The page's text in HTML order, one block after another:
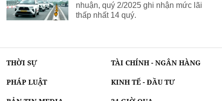
nhuận, quý 2/2025 ghi nhận mức lãi
thấp nhất 14 quý.
THỜI SỰ TÀI CHÍNH - NGÂN HÀNG
PHÁP LUẬT KINH TẾ - ĐẦU TƯ